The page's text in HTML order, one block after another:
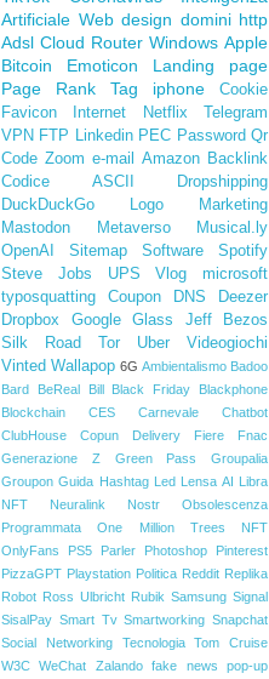
Artificiale Web design domini http
Adsl Cloud Router Windows Apple
Bitcoin
Emoticon
Landing page
Page Rank
Tag iphone
Cookie
Favicon
Internet Netflix
Telegram
VPN FTP Linkedin PEC Password Qr
Code Zoom e-mail Amazon Backlink
Codice ASCII
Dropshipping
DuckDuckGo
Logo
Marketing
Mastodon
Metaverso
Musical.ly
OpenAI
Sitemap Software
Spotify
Steve Jobs
UPS Vlog
microsoft
typosquatting
Coupon DNS
Deezer
Dropbox
Google Glass
Jeff Bezos
Silk Road
Tor Uber
Videogiochi
Vinted Wallapop 6G Ambientalismo Badoo
Bard
BeReal Bill Black Friday
Blackphone
Blockchain
CES Carnevale
Chatbot
ClubHouse
Copun Delivery Fiere
Fnac
Generazione Z
Green Pass
Groupalia
Groupon Guida Hashtag Led Lensa AI Libra
NFT
Neuralink Nostr
Obsolescenza
Programmata
One Million Trees NFT
OnlyFans
PS5 Parler Photoshop
Pinterest
PizzaGPT Playstation Politica Reddit Replika
Robot Ross Ulbricht Rubik Samsung Signal
SisalPay Smart Tv Smartworking Snapchat
Social Networking
Tecnologia
Tom Cruise
W3C
WeChat Zalando fake news
pop-up